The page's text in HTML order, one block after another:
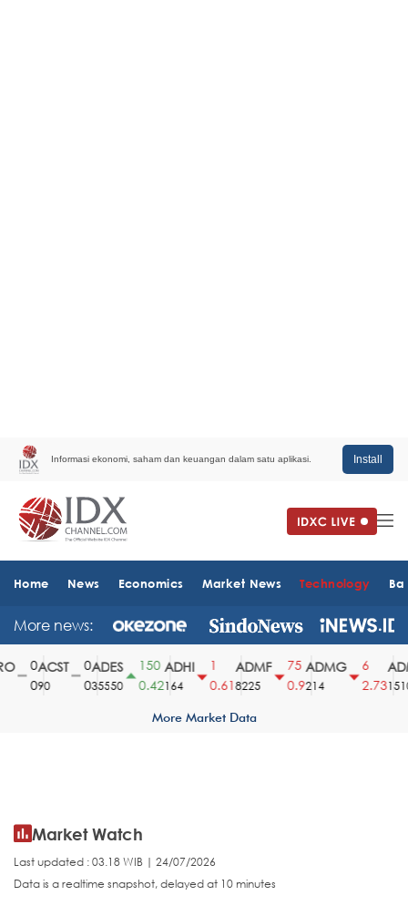
Informasi ekonomi, saham dan keuangan dalam satu aplikasi. Install
Home News Economics Market News Technology
More news:
ACST
90
ADES
35550
150
0.42
ADHI
164
0.61
ADMF
8225
75
0.9
ADMG
214
2.731510
More Market Data
Market Watch
Last updated : 03.18 WIB | 24/07/2026
Data is a realtime snapshot, delayed at 10 minutes